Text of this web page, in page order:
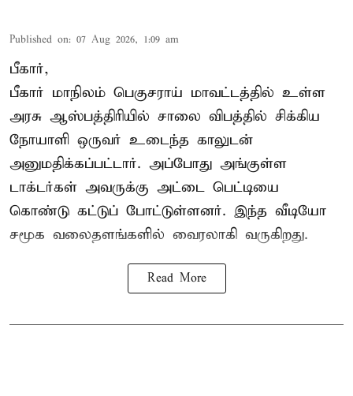
Published on: 07 Aug 2026, 1:09 am
பீகார்,
பீகார் மாநிலம் பெகுசராய் மாவட்டத்தில் உள்ள
அரசு ஆஸ்பத்திரியில் சாலை விபத்தில் சிக்கிய
நோயாளி ஒருவர் உடைந்த காலுடன்
அனுமதிக்கப்பட்டார். அப்போது அங்குள்ள
டாக்டர்கள் அவருக்கு அட்டை பெட்டியை
கொண்டு கட்டுப் போட்டுள்ளனர். இந்த வீடியோ
சமூக வலைதளங்களில் வைரலாகி வருகிறது.
Read More